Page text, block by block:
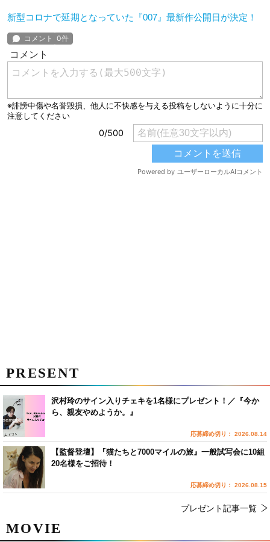
新型コロナで延期となっていた『007』最新作公開日が決定！
MOVIE
PRESENT
沢村玲のサイン入りチェキを1名様にプレゼント！／『今か
ら、親友やめようか。』
応募締め切り： 2026.08.14
【監督登壇】『猫たちと7000マイルの旅』一般試写会に10組
20名様をご招待！
応募締め切り： 2026.08.15
プレゼント記事一覧